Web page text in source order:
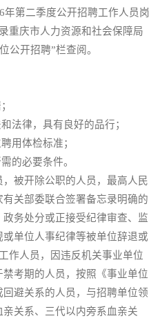
年第二季度公开招聘工作人员岗
重庆市人力资源和社会保障局
公开招聘”栏查阅。
法律，具有良好的品行；
用体检标准；
的必要条件。
被开除公职的人员，最高人民
关部委联合签署备忘录明确的
务处分或正接受纪律审查、监
单位人事纪律等被单位辞退或
作人员，因违反机关事业单位
考期的人员，按照《事业单位
避关系的人员，与招聘单位领
关系、三代以内旁系血亲关